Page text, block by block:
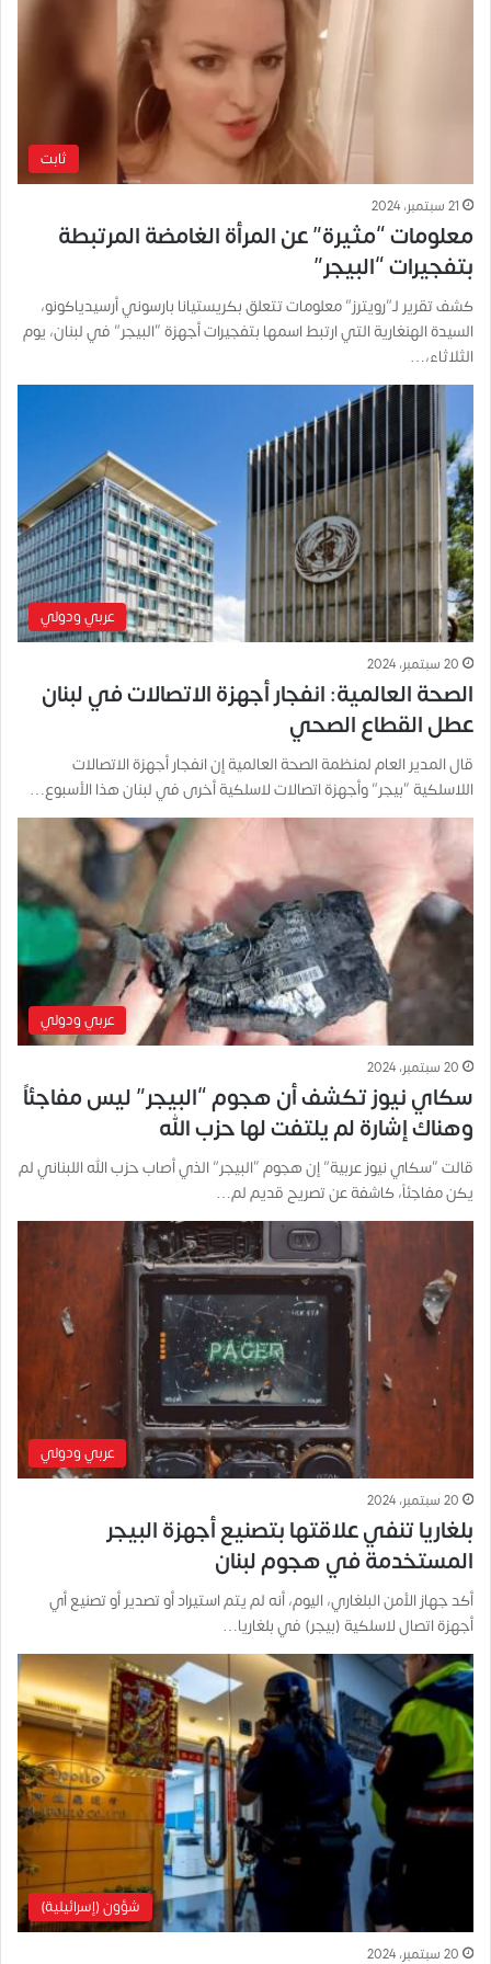
ثابت
21 سبتمبر، 2024
معلومات “مثيرة” عن المرأة الغامضة المرتبطة
بتفجيرات “البيجر”
كشف تقرير لـ”رويترز” معلومات تتعلق بكريستيانا بارسوني أرسيدياكونو،
السيدة الهنغارية التي ارتبط اسمها بتفجيرات أجهزة “البيجر” في لبنان، يوم
الثلاثاء،…
عربي ودولي
20 سبتمبر، 2024
الصحة العالمية: انفجار أجهزة الاتصالات في لبنان
عطل القطاع الصحي
قال المدير العام لمنظمة الصحة العالمية إن انفجار أجهزة الاتصالات
اللاسلكية “بيجر” وأجهزة اتصالات لاسلكية أخرى في لبنان هذا الأسبوع…
عربي ودولي
20 سبتمبر، 2024
سكاي نيوز تكشف أن هجوم “البيجر” ليس مفاجئاً
وهناك إشارة لم يلتفت لها حزب الله
قالت “سكاي نيوز عربية” إن هجوم “البيجر” الذي أصاب حزب الله اللبناني لم
يكن مفاجئاً، كاشفة عن تصريح قديم لم…
عربي ودولي
20 سبتمبر، 2024
بلغاريا تنفي علاقتها بتصنيع أجهزة البيجر
المستخدمة في هجوم لبنان
أكد جهاز الأمن البلغاري، اليوم، أنه لم يتم استيراد أو تصدير أو تصنيع أي
أجهزة اتصال لاسلكية (بيجر) في بلغاريا…
شؤون (إسرائيلية)
20 سبتمبر، 2024